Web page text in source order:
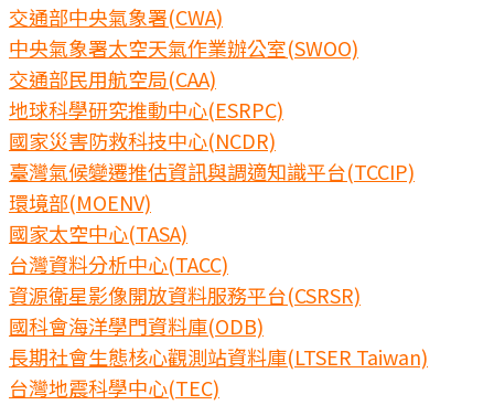
交通部中央氣象署(CWA)
中央氣象署太空天氣作業辦公室(SWOO)
交通部民用航空局(CAA)
地球科學研究推動中心(ESRPC)
國家災害防救科技中心(NCDR)
臺灣氣候變遷推估資訊與調適知識平台(TCCIP)
環境部(MOENV)
國家太空中心(TASA)
台灣資料分析中心(TACC)
資源衛星影像開放資料服務平台(CSRSR)
國科會海洋學門資料庫(ODB)
長期社會生態核心觀測站資料庫(LTSER Taiwan)
台灣地震科學中心(TEC)